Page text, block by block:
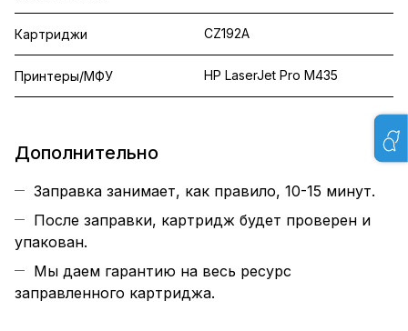
Картриджи CZ192A
Принтеры/МФУ HP LaserJet Pro M435
Дополнительно
Заправка занимает, как правило, 10-15 минут.
После заправки, картридж будет проверен и
упакован.
Мы даем гарантию на весь ресурс
заправленного картриджа.